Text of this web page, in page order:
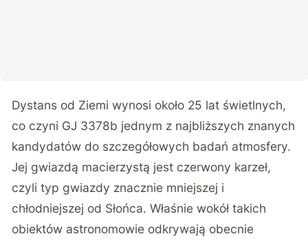
Dystans od Ziemi wynosi około 25 lat świetlnych,
co czyni GJ 3378b jednym z najbliższych znanych
kandydatów do szczegółowych badań atmosfery.
Jej gwiazdą macierzystą jest czerwony karzeł,
czyli typ gwiazdy znacznie mniejszej i
chłodniejszej od Słońca. Właśnie wokół takich
obiektów astronomowie odkrywają obecnie